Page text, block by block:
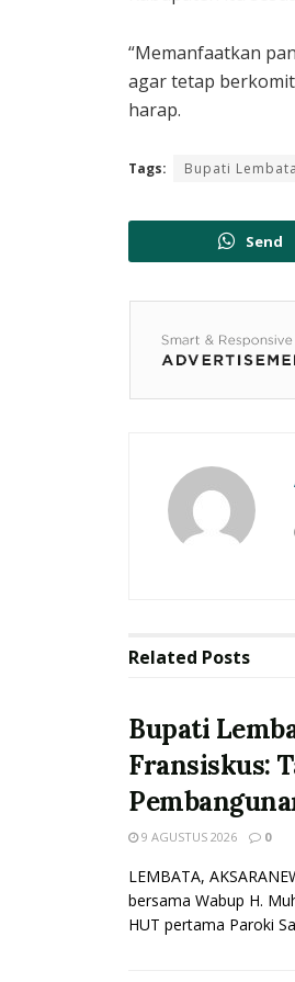
“Memanfaatkan
agar tetap
harap.
Tags: Bupati Lembata
Send
Related Posts
Bupati
Fransiskus:
9 AGUSTUS 2026 0
LEMBATA,
bersama Wabup H.
HUT pertama Paroki